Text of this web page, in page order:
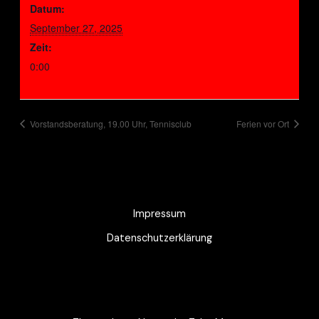
Datum:
September 27, 2025
Zeit:
0:00
Vorstandsberatung, 19.00 Uhr, Tennisclub Ferien vor Ort
Impressum
Datenschutzerklärung